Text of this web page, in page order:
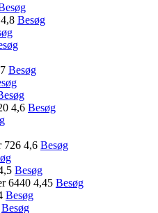
Besøg
Besøg
4,6 Besøg
726 4,6 Besøg
Besøg
6440 4,45 Besøg
Besøg
Besøg